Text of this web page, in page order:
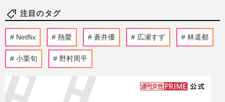
注目のタグ
Netflix 熱愛 蒼井優 広瀬すず 林遣都
小栗旬 野村周平